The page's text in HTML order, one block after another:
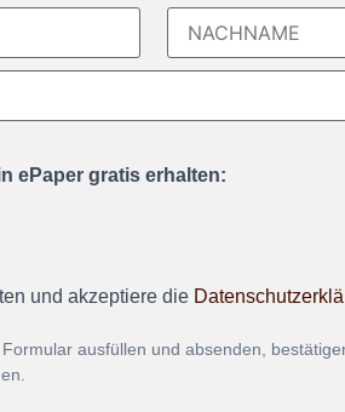
ePaper gratis erhalten:
und akzeptiere die
ausfüllen und absenden,